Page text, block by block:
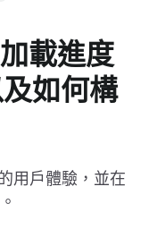
載進度
如何構
用戶體驗，並在